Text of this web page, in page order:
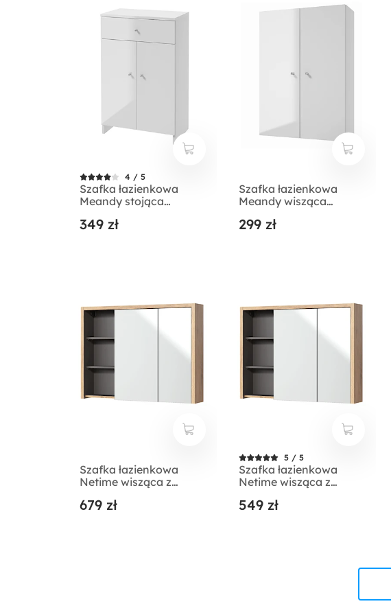
4 / 5
Szafka łazienkowa
Meandy stojąca
349 zł
Szafka łazienkowa
Meandy wisząca
299 zł
Szafka łazienkowa
Netime wisząca z
679 zł
5 / 5
Szafka łazienkowa
Netime wisząca z
549 zł